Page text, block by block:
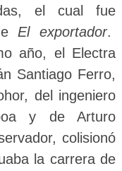
el cual fue
El exportador.
año, el Electra
Santiago Ferro,
del ingeniero
y de Arturo
colisionó
la carrera de